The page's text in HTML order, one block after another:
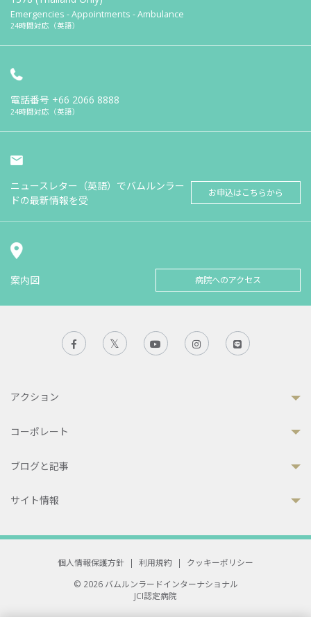
Emergencies - Appointments - Ambulance
24時間対応（英語）
電話番号 +66 2066 8888
24時間対応（英語）
ニュースレター（英語）でバムルンラー
ドの最新情報を受
お申込はこちらから
案内図 病院へのアクセス
アクション
コーポレート
ブログと記事
サイト情報
個人情報保護方針 | 利用規約 |
クッキーポリシー
© 2026 バムルンラードインターナショナル
JCI認定病院